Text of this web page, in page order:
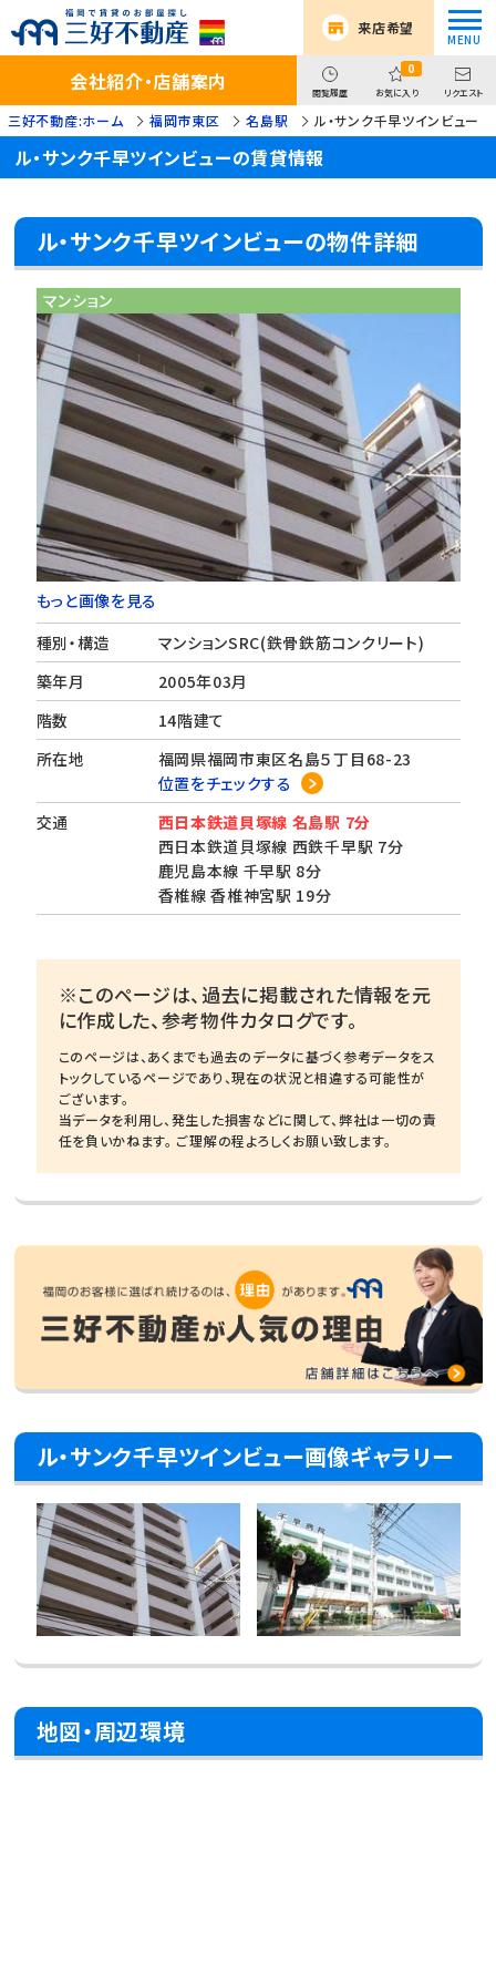
来店希望
会社紹介・店舗案内 閲覧履歴
0
お気に入り リクエスト
三好不動産:ホーム 福岡市東区 名島駅 ル・サンク千早ツインビュー
ル・サンク千早ツインビューの賃貸情報
ル・サンク千早ツインビューの物件詳細
マンション
もっと画像を見る
種別・構造
マンションSRC(鉄骨鉄筋コンクリート)
築年月
2005年03月
階数
14階建て
所在地
福岡県福岡市東区名島５丁目68-23
位置をチェックする
交通
西日本鉄道貝塚線 名島駅 7分
西日本鉄道貝塚線 西鉄千早駅 7分
鹿児島本線 千早駅 8分
香椎線 香椎神宮駅 19分
※このページは、過去に掲載された情報を元
に作成した、参考物件カタログです。
このページは、あくまでも過去のデータに基づく参考データをス
トックしているページであり、現在の状況と相違する可能性が
ございます。
当データを利用し、発生した損害などに関して、弊社は一切の責
任を負いかねます。 ご理解の程よろしくお願い致します。
ル・サンク千早ツインビュー画像ギャラリー
地図・周辺環境